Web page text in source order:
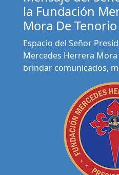
la Fundación
Mora De Tenorio
Espacio del Señor
Mercedes Herrera
brindar comunicados,